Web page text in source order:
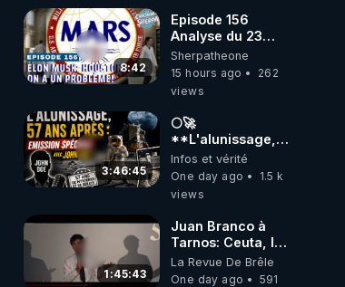
8:42
Episode 156
Analyse du 23
février 2025 Elon
Musk : Houston ,
on a un problème
Sherpatheone
15 hours ago
262
views
3:46:45
🌕🚀
**L'alunissage,
57 ans après :
Émission spéciale
avec John Doe
Infos et vérité
One day ago
1.5 k
views
1:45:43
Juan Branco à
Tarnos: Ceuta, le
narcotrafic et le
pouvoir en France
La Revue De Brêle
One day ago
591